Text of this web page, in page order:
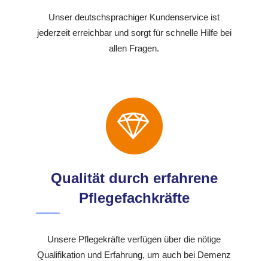
Unser deutschsprachiger Kundenservice ist
jederzeit erreichbar und sorgt für schnelle Hilfe bei
allen Fragen.
Qualität durch erfahrene
Pflegefachkräfte
Unsere Pflegekräfte verfügen über die nötige
Qualifikation und Erfahrung, um auch bei Demenz